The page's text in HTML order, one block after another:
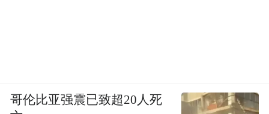
哥伦比亚强震已致超20人死